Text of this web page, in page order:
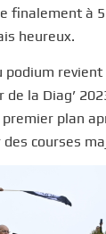
finalement à
heureux.
podium
de la Diag’
plan
courses